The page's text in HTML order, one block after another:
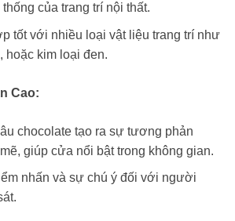
thống của trang trí nội thất.
tốt với nhiều loại vật liệu trang trí như
hoặc kim loại đen.
Cao:
chocolate tạo ra sự tương phản
giúp cửa nổi bật trong không gian.
nhấn và sự chú ý đối với người